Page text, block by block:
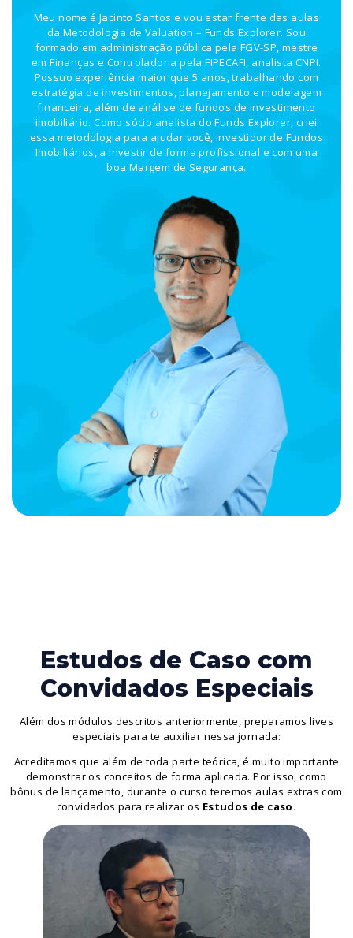
Meu nome é Jacinto Santos e vou estar frente das aulas
da Metodologia de Valuation – Funds Explorer. Sou
formado em administração pública pela FGV-SP, mestre
em Finanças e Controladoria pela FIPECAFI, analista CNPI.
Possuo experiência maior que 5 anos, trabalhando com
estratégia de investimentos, planejamento e modelagem
financeira, além de análise de fundos de investimento
imobiliário. Como sócio analista do Funds Explorer, criei
essa metodologia para ajudar você, investidor de Fundos
Imobiliários, a investir de forma profissional e com uma
boa Margem de Segurança.
Estudos de Caso com
Convidados Especiais
Além dos módulos descritos anteriormente, preparamos lives
especiais para te auxiliar nessa jornada:
Acreditamos que além de toda parte teórica, é muito importante
demonstrar os conceitos de forma aplicada. Por isso, como
bônus de lançamento, durante o curso teremos aulas extras com
convidados para realizar os Estudos de caso.